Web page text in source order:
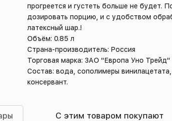
прогреется и густеть больше не будет.
дозировать порцию, и с удобством
латексный шар.!
Объём: 0.85 л
Страна-производитель: Россия
Торговая марка: ЗАО "Европа Уно Трейд"
Состав: вода, сополимеры
консервант.
С этим товаром покупают